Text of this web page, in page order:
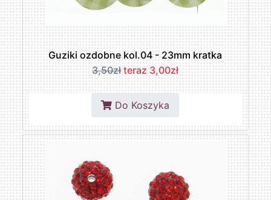
Guziki ozdobne kol.04 - 23mm kratka
3,50zł teraz 3,00zł
Do Koszyka